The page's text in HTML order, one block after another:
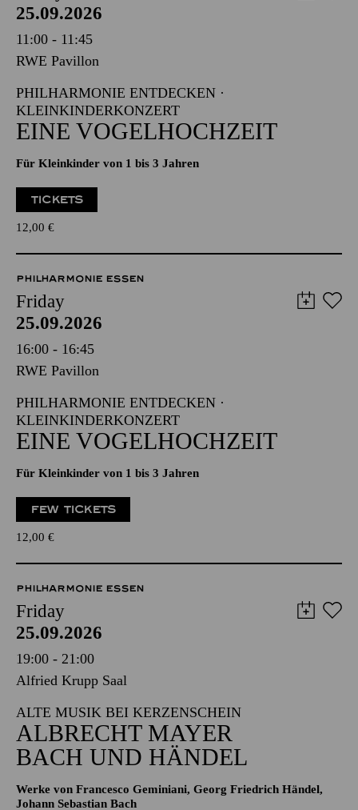
25.09.2026
11:00 - 11:45
RWE Pavillon
PHILHARMONIE ENTDECKEN ·
KLEINKINDERKONZERT
EINE VOGELHOCHZEIT
Für Kleinkinder von 1 bis 3 Jahren
TICKETS
12,00 €
PHILHARMONIE ESSEN
Friday
25.09.2026
16:00 - 16:45
RWE Pavillon
PHILHARMONIE ENTDECKEN ·
KLEINKINDERKONZERT
EINE VOGELHOCHZEIT
Für Kleinkinder von 1 bis 3 Jahren
FEW TICKETS
12,00 €
PHILHARMONIE ESSEN
Friday
25.09.2026
19:00 - 21:00
Alfried Krupp Saal
ALTE MUSIK BEI KERZENSCHEIN
ALBRECHT MAYER
BACH UND HÄNDEL
Werke von Francesco Geminiani, Georg Friedrich Händel,
Johann Sebastian Bach